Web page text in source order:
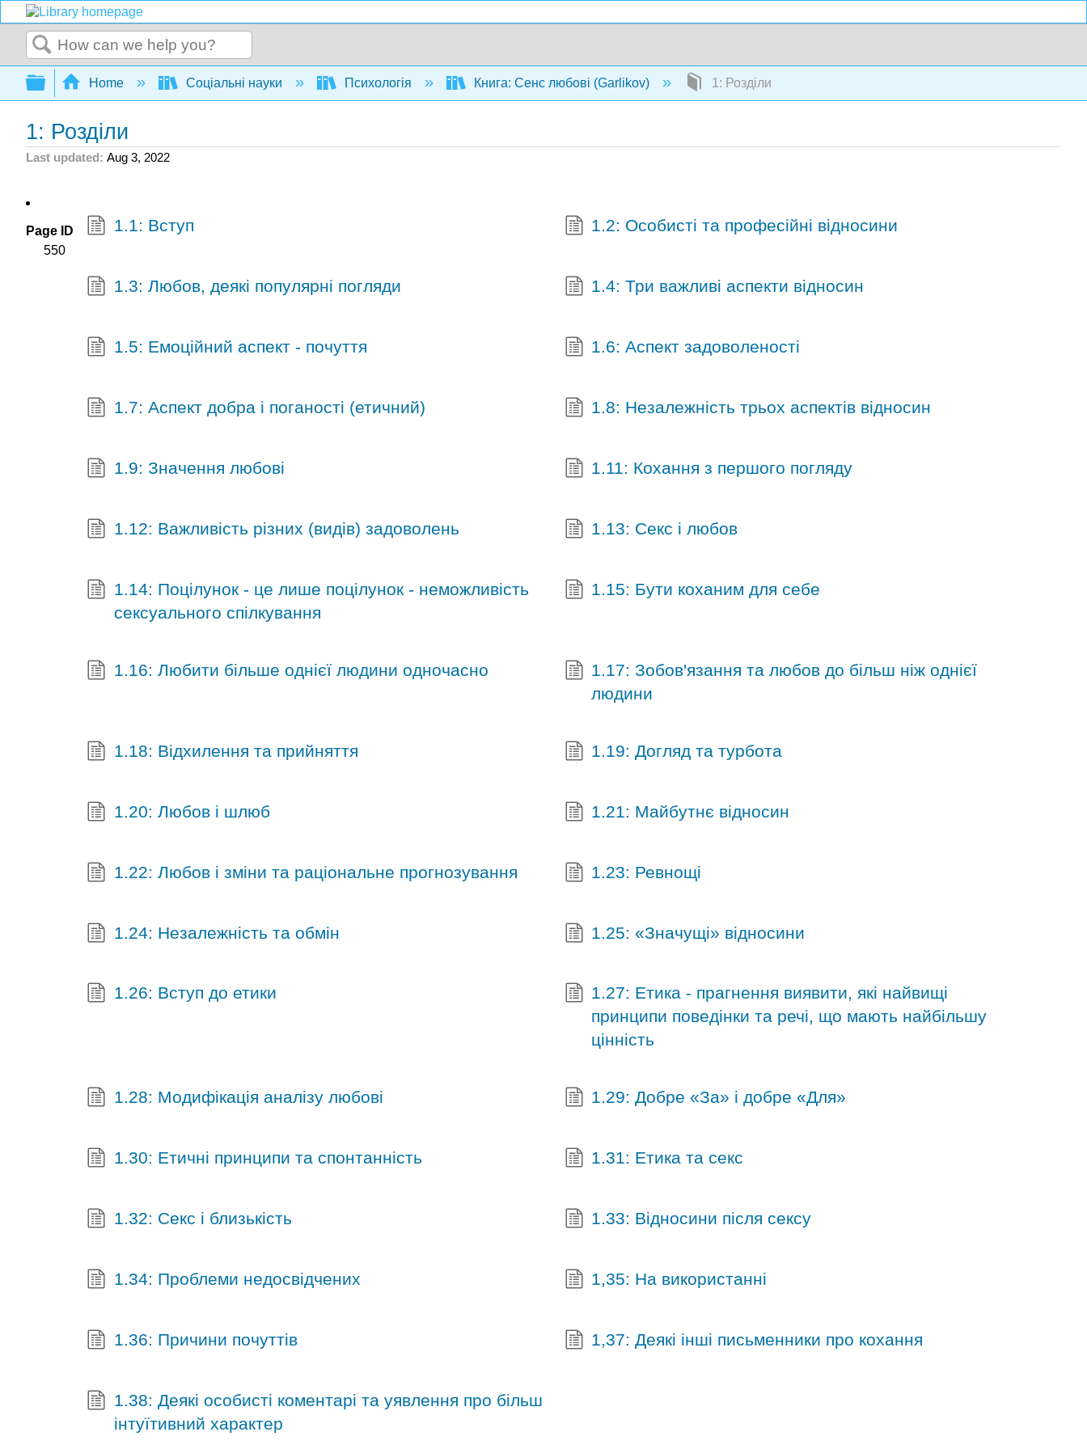
Search
Expand/collapse global hierarchy
Home Соціальні науки Психологія Книга: Сенс любові (Garlikov) 1: Розділи
1: Розділи
Last updated Aug 3, 2022
Page ID
550
1.1: Вступ 1.2: Особисті та професійні відносини
1.3: Любов, деякі популярні погляди 1.4: Три важливі аспекти відносин
1.5: Емоційний аспект - почуття 1.6: Аспект задоволеності
1.7: Аспект добра і поганості (етичний) 1.8: Незалежність трьох аспектів відносин
1.9: Значення любові 1.11: Кохання з першого погляду
1.12: Важливість різних (видів) задоволень 1.13: Секс і любов
1.14: Поцілунок - це лише поцілунок - неможливість
сексуального спілкування
1.15: Бути коханим для себе
1.16: Любити більше однієї людини одночасно
1.17: Зобов'язання та любов до більш ніж однієї
людини
1.18: Відхилення та прийняття 1.19: Догляд та турбота
1.20: Любов і шлюб 1.21: Майбутнє відносин
1.22: Любов і зміни та раціональне прогнозування 1.23: Ревнощі
1.24: Незалежність та обмін 1.25: «Значущі» відносини
1.26: Вступ до етики
1.27: Етика - прагнення виявити, які найвищі
принципи поведінки та речі, що мають найбільшу
цінність
1.28: Модифікація аналізу любові 1.29: Добре «За» і добре «Для»
1.30: Етичні принципи та спонтанність 1.31: Етика та секс
1.32: Секс і близькість 1.33: Відносини після сексу
1.34: Проблеми недосвідчених 1,35: На використанні
1.36: Причини почуттів 1,37: Деякі інші письменники про кохання
1.38: Деякі особисті коментарі та уявлення про більш
інтуїтивний характер